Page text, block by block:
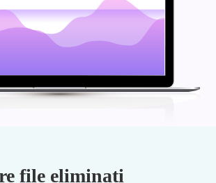
file eliminati